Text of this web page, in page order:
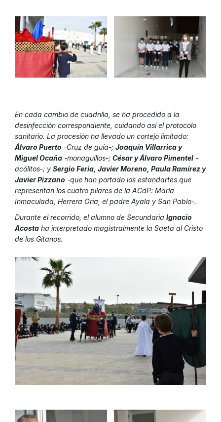
En cada cambio de cuadrilla, se ha procedido a la
desinfección correspondiente, cuidando así el protocolo
sanitario. La procesión ha llevado un cortejo limitado:
Álvaro Puerto -Cruz de guía-; Joaquín Villarrica y
Miguel Ocaña -monaguillos-; César y Álvaro Pimentel -
acólitos-; y Sergio Feria, Javier Moreno, Paula Ramírez y
Javier Pizzano -que han portado los estandartes que
representan los cuatro pilares de la ACdP: María
Inmaculada, Herrera Oria, el padre Ayala y San Pablo-.
Durante el recorrido, el alumno de Secundaria Ignacio
Acosta ha interpretado magistralmente la Saeta al Cristo
de los Gitanos.